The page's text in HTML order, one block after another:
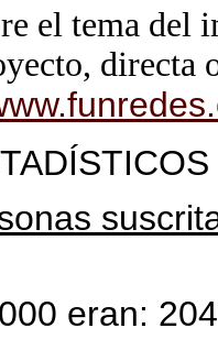
el tema del
directa
eran: